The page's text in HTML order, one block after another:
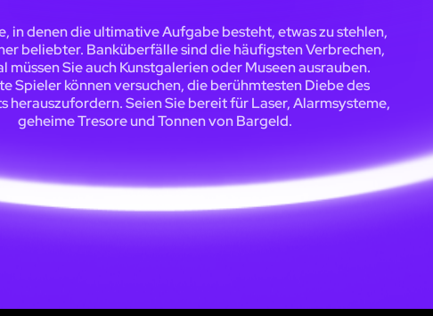
in denen die ultimative Aufgabe besteht, etwas zu stehlen,
beliebter. Banküberfälle sind die häufigsten Verbrechen,
müssen Sie auch Kunstgalerien oder Museen ausrauben.
Spieler können versuchen, die berühmtesten Diebe des
herauszufordern. Seien Sie bereit für Laser, Alarmsysteme,
geheime Tresore und Tonnen von Bargeld.